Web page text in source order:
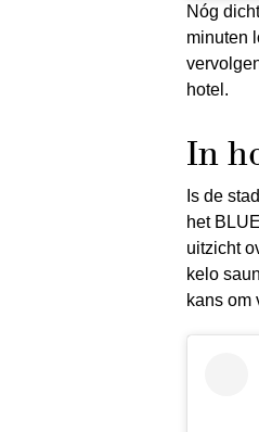
Nóg
minuten
hotel.
In
Is de
het
uitzicht
kelo
kans om